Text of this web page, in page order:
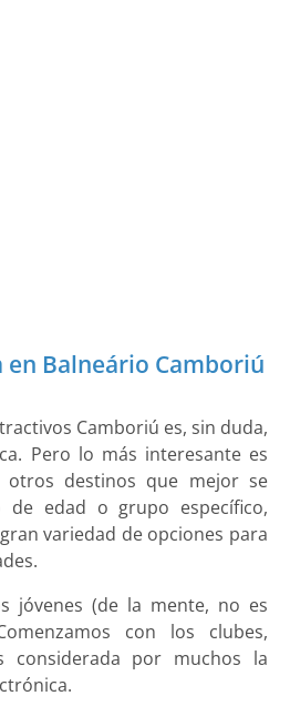
en Balneário Camboriú
Camboriú es, sin duda,
Pero lo más interesante es
otros destinos que mejor se
edad o grupo específico,
variedad de opciones para
jóvenes (de la mente, no es
con los clubes,
considerada por muchos la